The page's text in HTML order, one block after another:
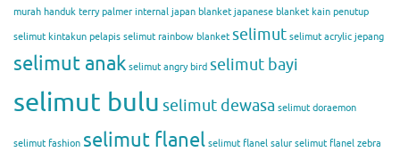
murah handuk terry palmer internal japan blanket japanese blanket kain penutup
selimut kintakun pelapis selimut rainbow blanket selimut selimut acrylic jepang
selimut anak selimut angry bird selimut bayi
selimut bulu selimut dewasa selimut doraemon
selimut fashion selimut flanel selimut flanel salur selimut flanel zebra